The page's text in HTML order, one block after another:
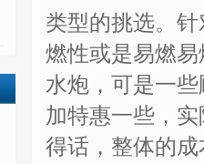
类型的挑选。
燃性或是易燃
水炮，可是一
加特惠一些，
得话，整体的